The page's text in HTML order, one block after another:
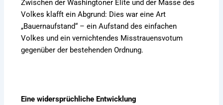
Zwischen der Washingtoner Elite und der Masse des
Volkes klafft ein Abgrund: Dies war eine Art
„Bauernaufstand“ – ein Aufstand des einfachen
Volkes und ein vernichtendes Misstrauensvotum
gegenüber der bestehenden Ordnung.
Eine widersprüchliche Entwicklung